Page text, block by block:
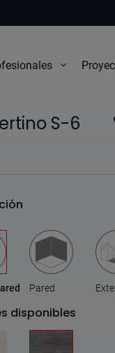
S-6
Pared
disponibles